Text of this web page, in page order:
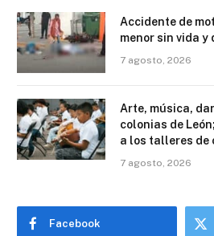
Accidente de
menor sin vida y
7 agosto, 2026
Arte, música,
colonias de
a los talleres de
7 agosto, 2026
Facebook